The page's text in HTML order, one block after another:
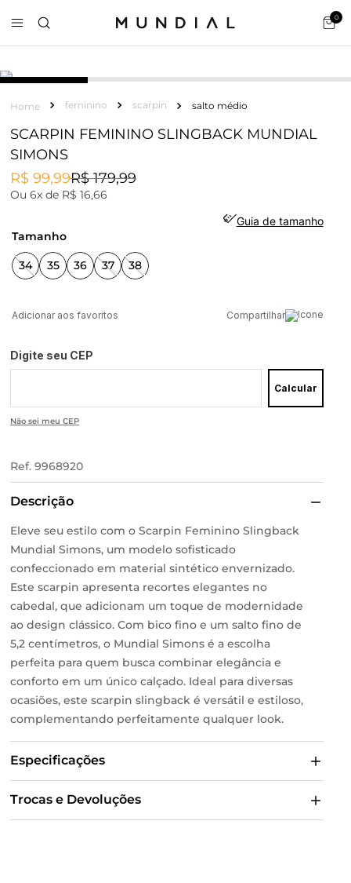
0
feminino scarpin salto médio
SCARPIN FEMININO SLINGBACK MUNDIAL
SIMONS
R$ 179,99
R$ 99,99
Ou 6x de R$ 16,66
Guia de tamanho
tamanho
34 35 36 37 38
Compartilhar
Digite seu CEP
Calcular
Não sei meu CEP
Ref. 9968920
Descrição
Eleve seu estilo com o Scarpin Feminino Slingback
Mundial Simons, um modelo sofisticado
confeccionado em material sintético envernizado.
Este scarpin apresenta recortes elegantes no
cabedal, que adicionam um toque de modernidade
ao design clássico. Com bico fino e um salto fino de
5,2 centímetros, o Mundial Simons é a escolha
perfeita para quem busca combinar elegância e
conforto em um único calçado. Ideal para diversas
ocasiões, este scarpin slingback é versátil e estiloso,
complementando perfeitamente qualquer look.
Especificações
Trocas e Devoluções